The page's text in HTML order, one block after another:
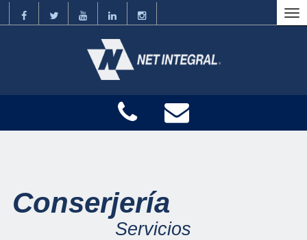
Conserjería
Servicios